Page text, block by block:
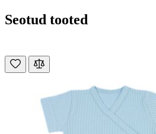
Seotud tooted